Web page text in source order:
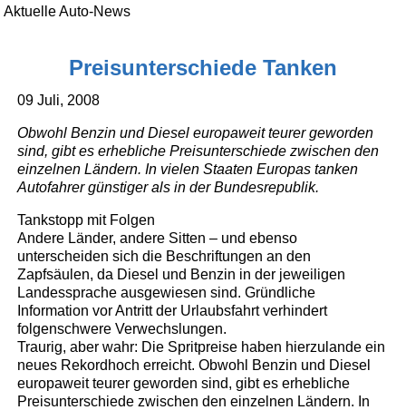
Aktuelle Auto-News
Preisunterschiede Tanken
09 Juli, 2008
Obwohl Benzin und Diesel europaweit teurer geworden
sind, gibt es erhebliche Preisunterschiede zwischen den
einzelnen Ländern. In vielen Staaten Europas tanken
Autofahrer günstiger als in der Bundesrepublik.
Tankstopp mit Folgen
Andere Länder, andere Sitten – und ebenso
unterscheiden sich die Beschriftungen an den
Zapfsäulen, da Diesel und Benzin in der jeweiligen
Landessprache ausgewiesen sind. Gründliche
Information vor Antritt der Urlaubsfahrt verhindert
folgenschwere Verwechslungen.
Traurig, aber wahr: Die Spritpreise haben hierzulande ein
neues Rekordhoch erreicht. Obwohl Benzin und Diesel
europaweit teurer geworden sind, gibt es erhebliche
Preisunterschiede zwischen den einzelnen Ländern. In